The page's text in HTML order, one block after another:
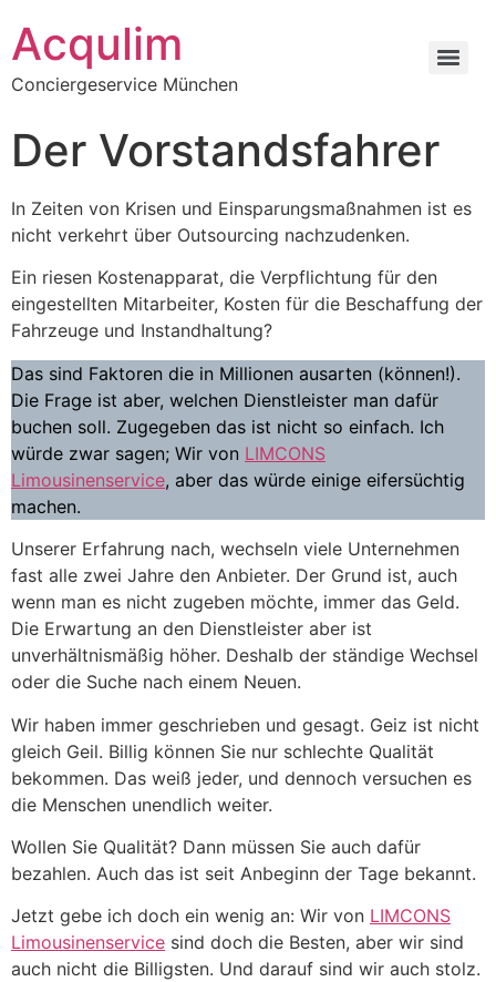
content
Acqulim
Conciergeservice München
Der Vorstandsfahrer
In Zeiten von Krisen und Einsparungsmaßnahmen ist es
nicht verkehrt über Outsourcing nachzudenken.
Ein riesen Kostenapparat, die Verpflichtung für den
eingestellten Mitarbeiter, Kosten für die Beschaffung der
Fahrzeuge und Instandhaltung?
Das sind Faktoren die in Millionen ausarten (können!).
Die Frage ist aber, welchen Dienstleister man dafür
buchen soll. Zugegeben das ist nicht so einfach. Ich
würde zwar sagen; Wir von LIMCONS
Limousinenservice, aber das würde einige eifersüchtig
machen.
Unserer Erfahrung nach, wechseln viele Unternehmen
fast alle zwei Jahre den Anbieter. Der Grund ist, auch
wenn man es nicht zugeben möchte, immer das Geld.
Die Erwartung an den Dienstleister aber ist
unverhältnismäßig höher. Deshalb der ständige Wechsel
oder die Suche nach einem Neuen.
Wir haben immer geschrieben und gesagt. Geiz ist nicht
gleich Geil. Billig können Sie nur schlechte Qualität
bekommen. Das weiß jeder, und dennoch versuchen es
die Menschen unendlich weiter.
Wollen Sie Qualität? Dann müssen Sie auch dafür
bezahlen. Auch das ist seit Anbeginn der Tage bekannt.
Jetzt gebe ich doch ein wenig an: Wir von LIMCONS
Limousinenservice sind doch die Besten, aber wir sind
auch nicht die Billigsten. Und darauf sind wir auch stolz.